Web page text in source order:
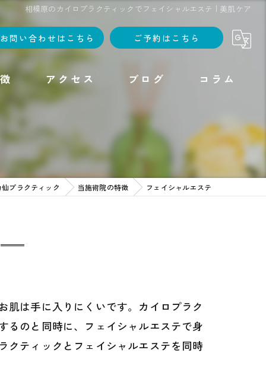
相模原のカイロプラクティックでフェイシャルエステ | 美肌ケア
お問い合わせはこちら ご予約はこちら
アクセス ブログ コラム
プラクティック 当施術院の特徴 フェイシャルエステ
肌は手に入りにくいです。カイロプラク
るのと同時に、フェイシャルエステで身
クティックとフェイシャルエステを同時